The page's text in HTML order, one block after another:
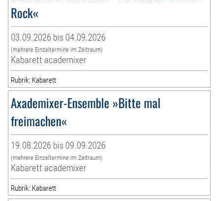
Rock«
03.09.2026 bis 04.09.2026
(mehrere Einzeltermine im Zeitraum)
Kabarett academixer
Rubrik: Kabarett
Axademixer-Ensemble »Bitte mal
freimachen«
19.08.2026 bis 09.09.2026
(mehrere Einzeltermine im Zeitraum)
Kabarett academixer
Rubrik: Kabarett